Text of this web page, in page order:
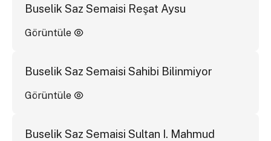
Buselik Saz Semaisi Reşat Aysu
Görüntüle
Buselik Saz Semaisi Sahibi Bilinmiyor
Görüntüle
Buselik Saz Semaisi Sultan I. Mahmud